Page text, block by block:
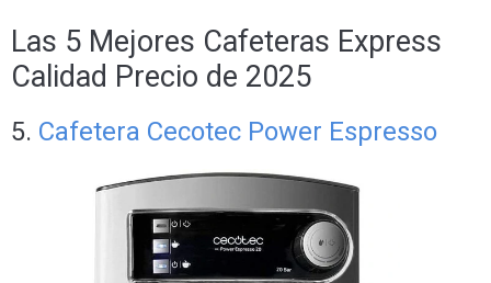
Las 5 Mejores Cafeteras Express
Calidad Precio de 2025
5. Cafetera Cecotec Power Espresso